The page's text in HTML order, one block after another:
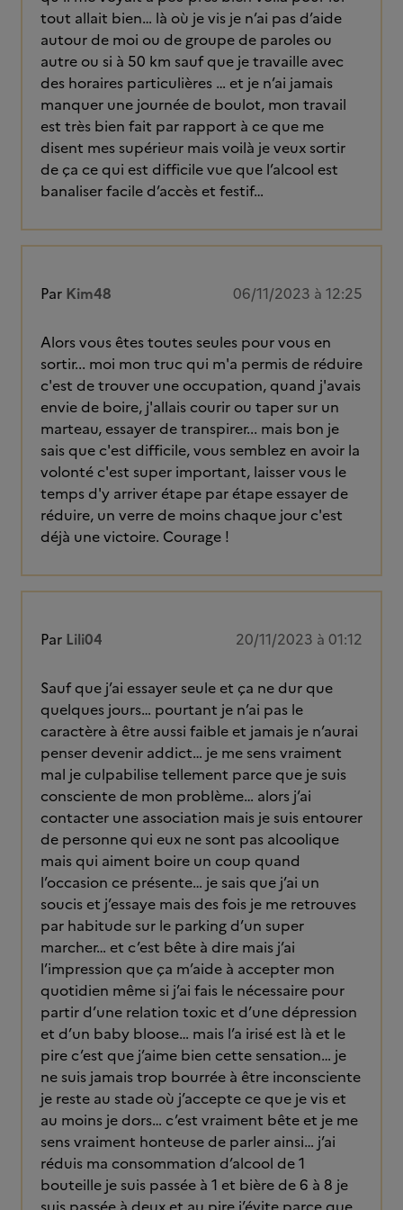
tout allait bien… là où je vis je n’ai pas d’aide
autour de moi ou de groupe de paroles ou
autre ou si à 50 km sauf que je travaille avec
des horaires particulières … et je n’ai jamais
manquer une journée de boulot, mon travail
est très bien fait par rapport à ce que me
disent mes supérieur mais voilà je veux sortir
de ça ce qui est difficile vue que l’alcool est
banaliser facile d’accès et festif…
Par Kim48 06/11/2023 à 12:25
Alors vous êtes toutes seules pour vous en
sortir... moi mon truc qui m'a permis de réduire
c'est de trouver une occupation, quand j'avais
envie de boire, j'allais courir ou taper sur un
marteau, essayer de transpirer... mais bon je
sais que c'est difficile, vous semblez en avoir la
volonté c'est super important, laisser vous le
temps d'y arriver étape par étape essayer de
réduire, un verre de moins chaque jour c'est
déjà une victoire. Courage !
Par Lili04 20/11/2023 à 01:12
Sauf que j’ai essayer seule et ça ne dur que
quelques jours… pourtant je n’ai pas le
caractère à être aussi faible et jamais je n’aurai
penser devenir addict… je me sens vraiment
mal je culpabilise tellement parce que je suis
consciente de mon problème… alors j’ai
contacter une association mais je suis entourer
de personne qui eux ne sont pas alcoolique
mais qui aiment boire un coup quand
l’occasion ce présente… je sais que j’ai un
soucis et j’essaye mais des fois je me retrouves
par habitude sur le parking d’un super
marcher… et c’est bête à dire mais j’ai
l’impression que ça m’aide à accepter mon
quotidien même si j’ai fais le nécessaire pour
partir d’une relation toxic et d’une dépression
et d’un baby bloose… mais l’a irisé est là et le
pire c’est que j’aime bien cette sensation… je
ne suis jamais trop bourrée à être inconsciente
je reste au stade où j’accepte ce que je vis et
au moins je dors… c’est vraiment bête et je me
sens vraiment honteuse de parler ainsi… j’ai
réduis ma consommation d’alcool de 1
bouteille je suis passée à 1 et bière de 6 à 8 je